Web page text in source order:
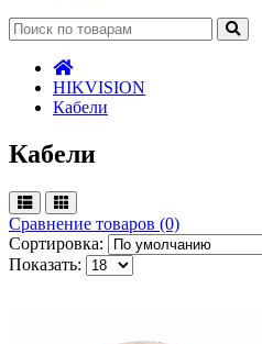
HIKVISION
Кабели
Кабели
Сравнение товаров (0)
Сортировка:
Показать: